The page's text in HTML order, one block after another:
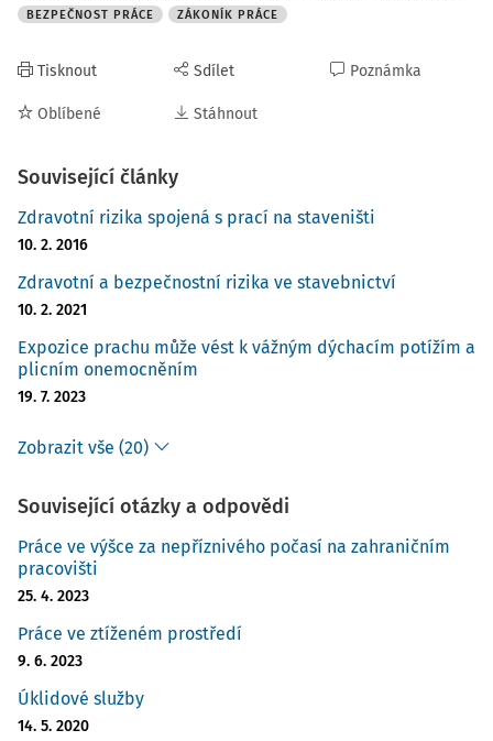
BEZPEČNOST PRÁCE
ZÁKONÍK PRÁCE
Tisknout
Oblíbené
Sdílet
Stáhnout
Poznámka
Související články
Zdravotní rizika spojená s prací na staveništi
10. 2. 2016
Zdravotní a bezpečnostní rizika ve stavebnictví
10. 2. 2021
Expozice prachu může vést k vážným dýchacím potížím a
plicním onemocněním
19. 7. 2023
Zobrazit vše (20)
Související otázky a odpovědi
Práce ve výšce za nepříznivého počasí na zahraničním
pracovišti
25. 4. 2023
Práce ve ztíženém prostředí
9. 6. 2023
Úklidové služby
14. 5. 2020